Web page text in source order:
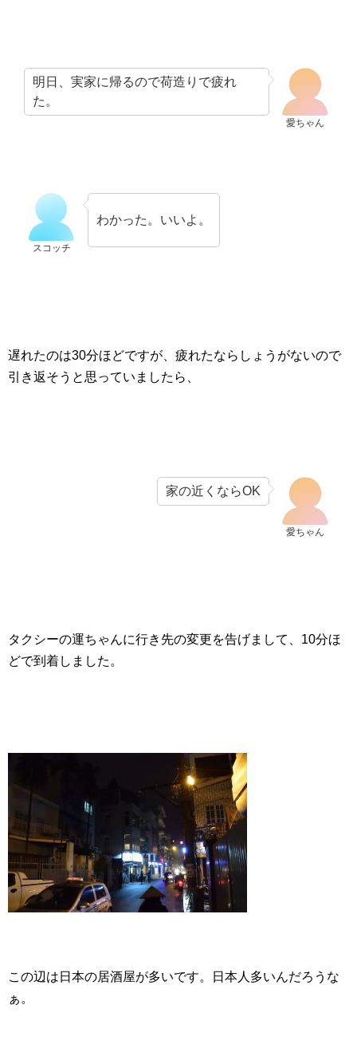
愛ちゃん
明日、実家に帰るので荷造りで疲れ
た。
スコッチ
わかった。いいよ。
遅れたのは30分ほどですが、疲れたならしょうがないので
引き返そうと思っていましたら、
愛ちゃん
家の近くならOK
タクシーの運ちゃんに行き先の変更を告げまして、10分ほ
どで到着しました。
この辺は日本の居酒屋が多いです。日本人多いんだろうな
ぁ。